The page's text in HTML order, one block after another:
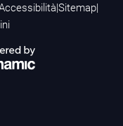
|Sitemap|